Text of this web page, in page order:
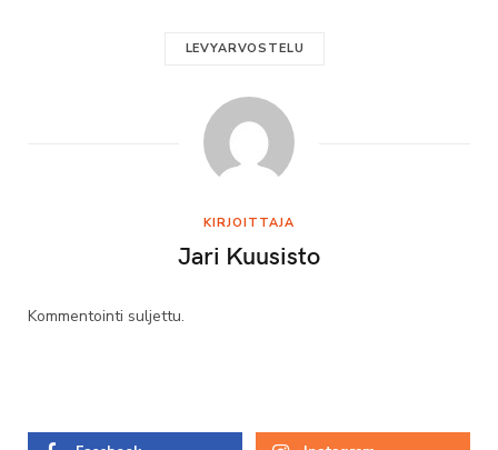
LEVYARVOSTELU
KIRJOITTAJA
Jari Kuusisto
Kommentointi suljettu.